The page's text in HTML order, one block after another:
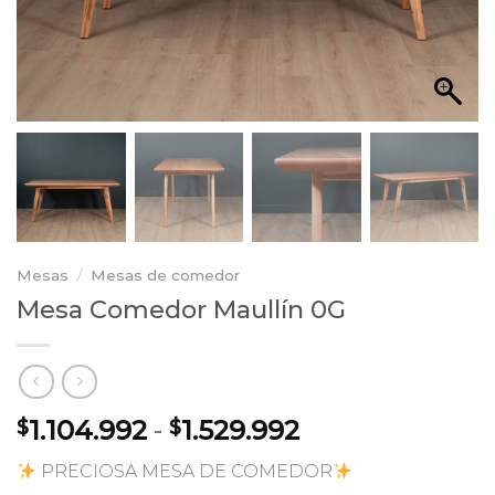
Mesas / Mesas de comedor
Mesa Comedor Maullín 0G
$1.104.992 - $1.529.992Rango
de
precios:
PRECIOSA MESA DE COMEDOR